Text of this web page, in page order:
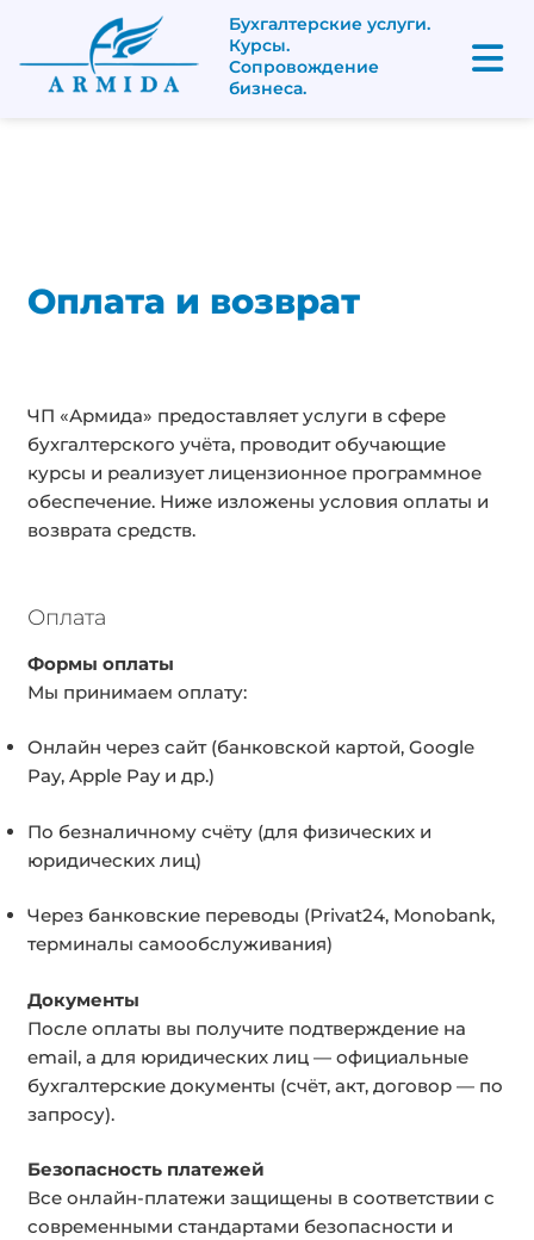
Бухгалтерские услуги.
Курсы.
Сопровождение
бизнеса.
Оплата и возврат
ЧП «Армида» предоставляет услуги в сфере
бухгалтерского учёта, проводит обучающие
курсы и реализует лицензионное программное
обеспечение. Ниже изложены условия оплаты и
возврата средств.
Оплата
Формы оплаты
Мы принимаем оплату:
Онлайн через сайт (банковской картой, Google
Pay, Apple Pay и др.)
По безналичному счёту (для физических и
юридических лиц)
Через банковские переводы (Privat24, Monobank,
терминалы самообслуживания)
Документы
После оплаты вы получите подтверждение на
email, а для юридических лиц — официальные
бухгалтерские документы (счёт, акт, договор — по
запросу).
Безопасность платежей
Все онлайн-платежи защищены в соответствии с
современными стандартами безопасности и